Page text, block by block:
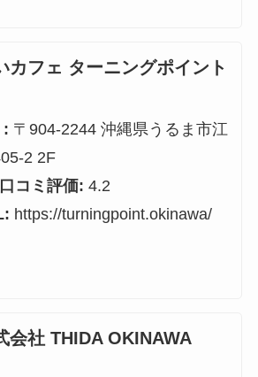
カフェ ターニングポイント
: 〒904-2244 沖縄県うるま市江
2 2F
コミ評価: 4.2
https://turningpoint.okinawa/
会社 THIDA OKINAWA